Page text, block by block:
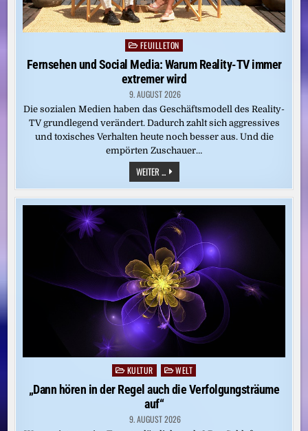
Posted
in
FEUILLETON
Fernsehen und Social Media: Warum Reality-TV immer
extremer wird
9. AUGUST 2026
Die sozialen Medien haben das Geschäftsmodell des Reality-
TV grundlegend verändert. Dadurch zahlt sich aggressives
und toxisches Verhalten heute noch besser aus. Und die
empörten Zuschauer…
WEITER ...FERNSEHEN
UND
SOCIAL
MEDIA:
WARUM
REALITY-
TV
IMMER
EXTREMER
WIRD
Posted
in
KULTUR WELT
„Dann hören in der Regel auch die Verfolgungsträume
auf“
9. AUGUST 2026